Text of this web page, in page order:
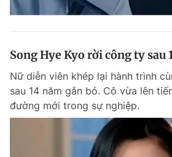
Song Hye Kyo rời công ty sau
Nữ diễn viên khép lại hành trình
sau 14 năm gắn bó. Cô vừa lên
đường mới trong sự nghiệp.